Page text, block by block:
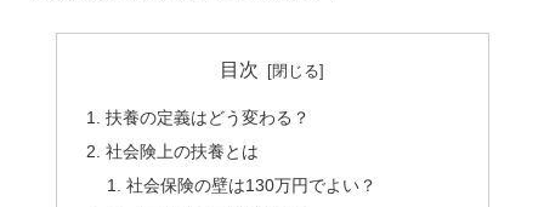
目次
扶養の定義はどう変わる？
社会険上の扶養とは
社会保険の壁は130万円でよい？